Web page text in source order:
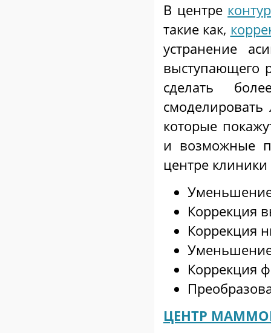
В центре
такие как,
устранение
выступающего
сделать
которые
и возможные
центре
Коррекция
Коррекция
Коррекция
ЦЕНТР